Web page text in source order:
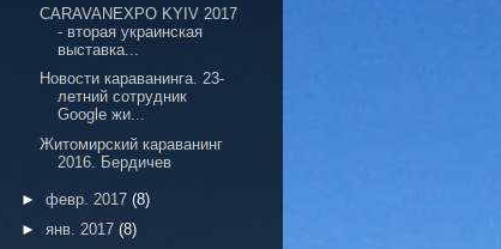
CARAVANEXPO KYIV 2017
- вторая украинская
выставка...
Новости караванинга. 23-
летний сотрудник
Google жи...
Житомирский караванинг
2016. Бердичев
► февр. 2017 (8)
► янв. 2017 (8)